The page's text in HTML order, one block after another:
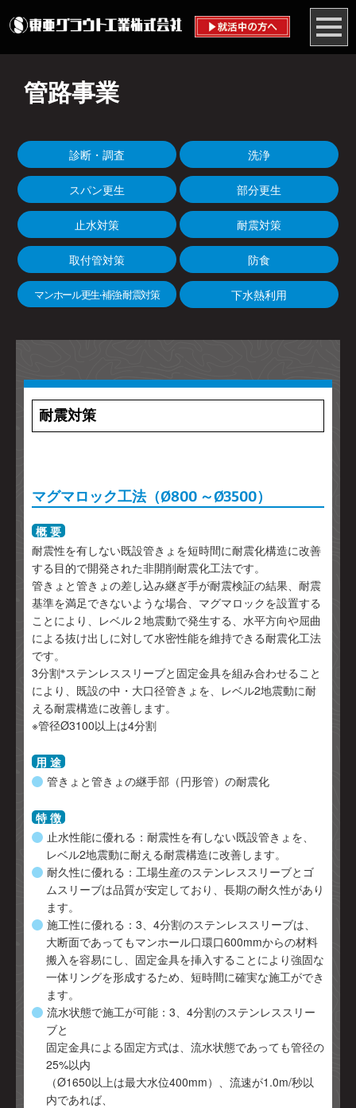
管路事業
診断・調査 洗浄
スパン更生 部分更生
止水対策 耐震対策
取付管対策 防食
マンホール更生・補強・耐震対策 下水熱利用
耐震対策
マグマロック工法（Ø800 ～Ø3500）
概 要
耐震性を有しない既設管きょを短時間に耐震化構造に改善
する目的で開発された非開削耐震化工法です。
管きょと管きょの差し込み継ぎ手が耐震検証の結果、耐震
基準を満足できないような場合、マグマロックを設置する
ことにより、レベル２地震動で発生する、水平方向や屈曲
による抜け出しに対して水密性能を維持できる耐震化工法
です。
3分割※ステンレススリーブと固定金具を組み合わせること
により、既設の中・大口径管きょを、レベル2地震動に耐
える耐震構造に改善します。
※管径Ø3100以上は4分割
用 途
管きょと管きょの継手部（円形管）の耐震化
特 徴
止水性能に優れる：耐震性を有しない既設管きょを、
レベル2地震動に耐える耐震構造に改善します。
耐久性に優れる：工場生産のステンレススリーブとゴ
ムスリーブは品質が安定しており、長期の耐久性があり
ます。
施工性に優れる：3、4分割のステンレススリーブは、
大断面であってもマンホール口環口600mmからの材料
搬入を容易にし、固定金具を挿入することにより強固な
一体リングを形成するため、短時間に確実な施工ができ
ます。
流水状態で施工が可能：3、4分割のステンレススリー
ブと
固定金具による固定方式は、流水状態であっても管径の
25%以内
（Ø1650以上は最大水位400mm）、流速が1.0m/秒以
内であれば、